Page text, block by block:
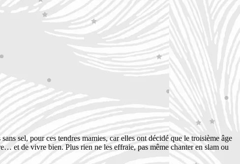
sel, pour ces tendres mamies, car elles ont décidé que le troisième âge
et de vivre bien. Plus rien ne les effraie, pas même chanter en slam ou